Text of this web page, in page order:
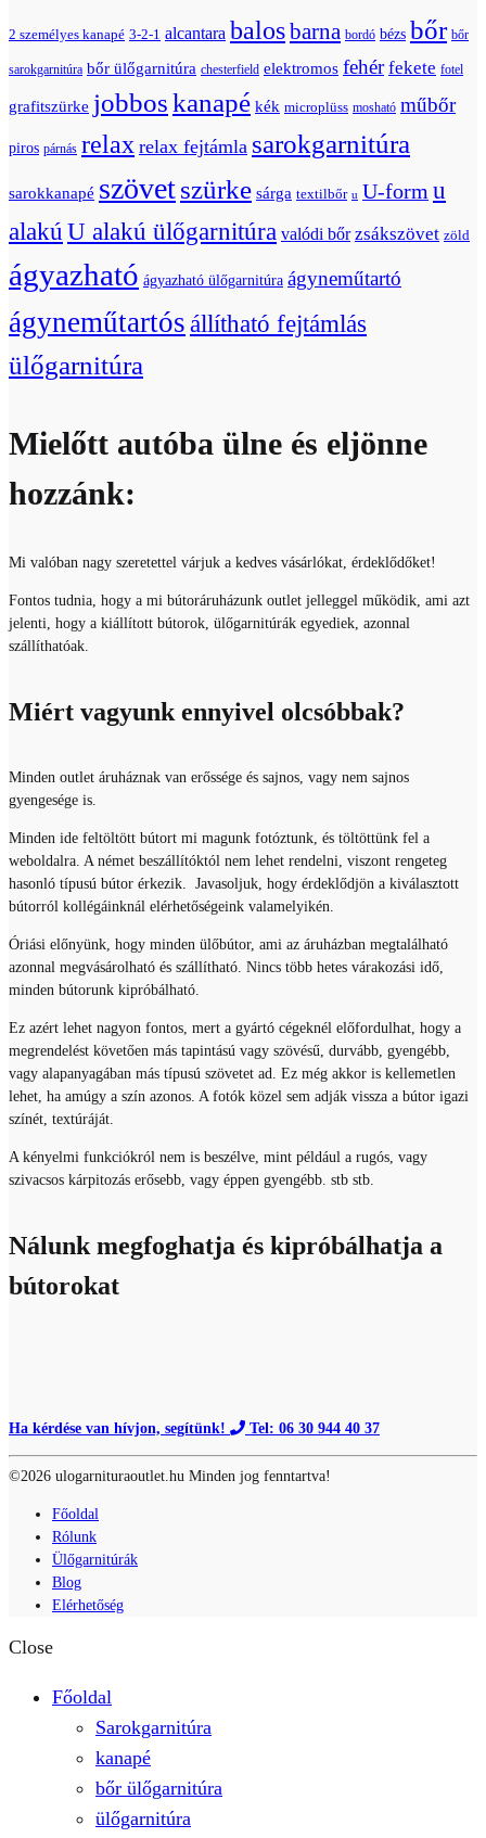
2 személyes kanapé 3-2-1 alcantara balosbarna bordó bézs bőr bőr
sarokgarnitúra bőr ülőgarnitúra chesterfield elektromos fehér fekete fotel
grafitszürke jobboskanapé kék microplüss mosható műbőr
piros párnás relax relax fejtámla sarokgarnitúra
sarokkanapé szövetszürke sárga textilbőr u U-form u
alakú U alakú ülőgarnitúra valódi bőr zsákszövet zöld
ágyazható ágyazható ülőgarnitúra ágyneműtartó
ágyneműtartós állítható fejtámlás
ülőgarnitúra
Mielőtt autóba ülne és eljönne
hozzánk:
Mi valóban nagy szeretettel várjuk a kedves vásárlókat, érdeklődőket!
Fontos tudnia, hogy a mi bútoráruházunk outlet jelleggel működik, ami azt
jelenti, hogy a kiállított bútorok, ülőgarnitúrák egyediek, azonnal
szállíthatóak.
Miért vagyunk ennyivel olcsóbbak?
Minden outlet áruháznak van erőssége és sajnos, vagy nem sajnos
gyengesége is.
Minden ide feltöltött bútort mi magunk fotóztunk, és töltöttünk fel a
weboldalra. A német beszállítóktól nem lehet rendelni, viszont rengeteg
hasonló típusú bútor érkezik. Javasoljuk, hogy érdeklődjön a kiválasztott
bútorról kollégáinknál elérhetőségeink valamelyikén.
Óriási előnyünk, hogy minden ülőbútor, ami az áruházban megtalálható
azonnal megvásárolható és szállítható. Nincs több hetes várakozási idő,
minden bútorunk kipróbálható.
Ez azért lehet nagyon fontos, mert a gyártó cégeknél előfordulhat, hogy a
megrendelést követően más tapintású vagy szövésű, durvább, gyengébb,
vagy alapanyagában más típusú szövetet ad. Ez még akkor is kellemetlen
lehet, ha amúgy a szín azonos. A fotók közel sem adják vissza a bútor igazi
színét, textúráját.
A kényelmi funkciókról nem is beszélve, mint például a rugós, vagy
szivacsos kárpitozás erősebb, vagy éppen gyengébb. stb stb.
Nálunk megfoghatja és kipróbálhatja a
bútorokat
Ha kérdése van hívjon, segítünk! Tel: 06 30 944 40 37
©2026 ulogarnituraoutlet.hu Minden jog fenntartva!
Főoldal
Rólunk
Ülőgarnitúrák
Blog
Elérhetőség
Close
Főoldal
Sarokgarnitúra
kanapé
bőr ülőgarnitúra
ülőgarnitúra